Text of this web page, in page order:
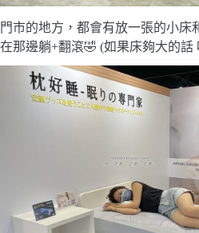
門市的地方，都會有放一張的小床
在那邊躺+翻滾🤣 (如果床夠大的話